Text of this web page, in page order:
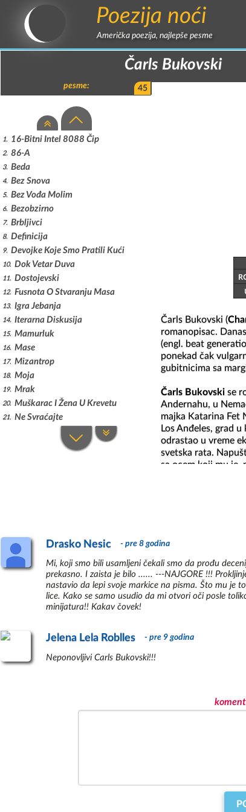
Poezija noći
Čarls Bukovski
Čarls Bukovski (
romanopisac.
(engl. beat
ponekad čak
gubitnicima sa
Čarls Bukovski se
Andernahu, u
majka Katarina Fet
Los Anđeles, grad
odrastao u vreme
svetska rata.
sa ocem koji mu je,
1947. godine
takođe
manje prekide
gotovo sasvim
ozbiljnog
godine, koliko je
redovno da
prvu zbirku
godine. Knjiga je
pesme: 45
1 16-Bitni Intel 8088 Čip
2 86-A
3 Beda
4 Bez Snova
5 Bez Vođa Molim
6 Bezobzirno
7 Brbljivci
8 Definicija
9 Devojke Koje Smo Pratili Kući
10 Dok Vetar Duva
11 Dostojevski
12 Fusnota O Stvaranju Masa
13 Igra Jebanja
14 Iterarna Diskusija
15 Mamurluk
16 Mase
17 Mizantrop
18 Moja
19 Mrak
20 Muškarac I Žena U Krevetu
21 Ne Svraćajte
Nema Pomoći
Poezija
31
32 Prijateljski Savet
Razgovor U Gluvo Doba
37 Smrt Puši Moje Cigare
39 Šta Možemo Da Uradimo
Za Malo Pa Izmišljena Pesma
Američka poezija, najlepše pesme
Drasko Nesic - pre 8 godina
Mi, koji smo bili usamljeni čekali smo da prođu
prekasno. I zaista je bilo ...... ---NAJGORE !!!
nastavio da lepi svoje markice na pisma. Što mu je
lice. Kako se samo usudio da mi otvori oči posle
minijatura!! Kakav čovek!
Jelena Lela Roblles - pre 9 godina
Neponovljivi Carls Bukovski!!!